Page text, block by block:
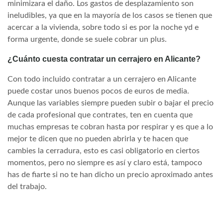
minimizara el daño. Los gastos de desplazamiento son
ineludibles, ya que en la mayoría de los casos se tienen que
acercar a la vivienda, sobre todo si es por la noche yd e
forma urgente, donde se suele cobrar un plus.
¿Cuánto cuesta contratar un cerrajero en Alicante?
Con todo incluido contratar a un cerrajero en Alicante
puede costar unos buenos pocos de euros de media.
Aunque las variables siempre pueden subir o bajar el precio
de cada profesional que contrates, ten en cuenta que
muchas empresas te cobran hasta por respirar y es que a lo
mejor te dicen que no pueden abrirla y te hacen que
cambies la cerradura, esto es casi obligatorio en ciertos
momentos, pero no siempre es así y claro está, tampoco
has de fiarte si no te han dicho un precio aproximado antes
del trabajo.